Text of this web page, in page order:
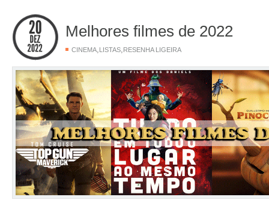
Melhores filmes de 2022
CINEMA, LISTAS, RESENHA LIGEIRA